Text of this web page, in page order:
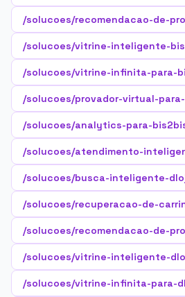
/solucoes/recomendacao-de-
/solucoes/vitrine-inteligente-
/solucoes/vitrine-infinita-para-
/solucoes/provador-virtual-
/solucoes/analytics-para-
/solucoes/atendimento-
/solucoes/busca-inteligente-
/solucoes/recuperacao-de-
/solucoes/recomendacao-de-
/solucoes/vitrine-inteligente-
/solucoes/vitrine-infinita-para-